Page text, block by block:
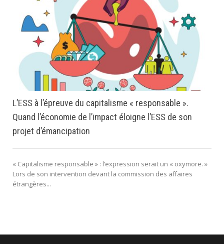
L’ESS à l’épreuve du capitalisme « responsable ».
Quand l’économie de l’impact éloigne l’ESS de son
projet d’émancipation
« Capitalisme responsable » : l’expression serait un « oxymore. »
Lors de son intervention devant la commission des affaires
étrangères...